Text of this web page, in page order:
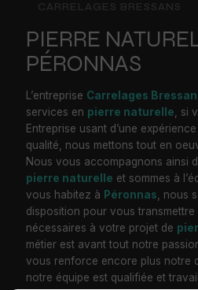
CARRELAGES BRESSANS
PIERRE
PÉRONNAS
L’entreprise Carrelages
services en pierre naturelle , si
Entreprise usant d’une
qualité, nous mettons tout en
Nous vous accompagnons ainsi
pierre naturelle et sommes à
vous habitez à Péronnas , nous
disposition pour vous transmettre
nécessaires à votre projet de
métier est avant tout notre
vous renforce encore plus notre
notre équipe est qualifiée et